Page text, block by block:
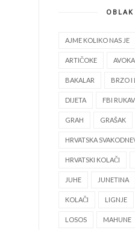
AJME KOLIKO NAS JE
ARTIČOKE
BAKALAR BRZO I
DIJETA FBI
GRAH GRAŠAK
HRVATSKA
HRVATSKI KOLAČI
JUHE JUNETINA
KOLAČI LIGNJE
LOSOS MAHUNE